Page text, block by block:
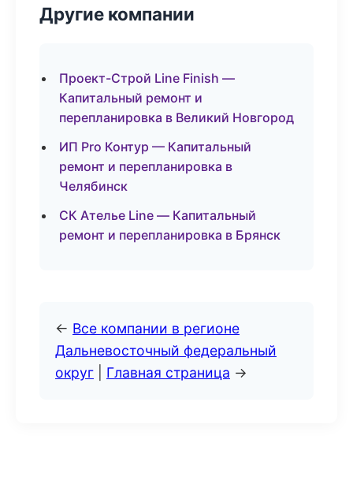
Другие компании
Проект-Строй Line Finish —
Капитальный ремонт и
перепланировка в Великий Новгород
ИП Pro Контур — Капитальный
ремонт и перепланировка в
Челябинск
СК Ателье Line — Капитальный
ремонт и перепланировка в Брянск
← Все компании в регионе
Дальневосточный федеральный
округ
Главная страница →